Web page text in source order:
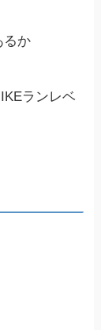
るか
ランレベ